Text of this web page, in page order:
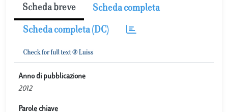
Scheda breve Scheda completa
Scheda completa (DC)
Anno di pubblicazione
2012
Parole chiave